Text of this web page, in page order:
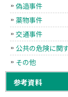
偽造事件
薬物事件
交通事件
公共の危険に関
その他
参考資料